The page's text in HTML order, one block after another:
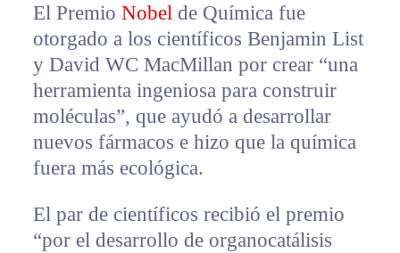
El Premio Nobel de Química fue
otorgado a los científicos Benjamin List
y David WC MacMillan por crear “una
herramienta ingeniosa para construir
moléculas”, que ayudó a desarrollar
nuevos fármacos e hizo que la química
fuera más ecológica.
El par de científicos recibió el premio
“por el desarrollo de organocatálisis